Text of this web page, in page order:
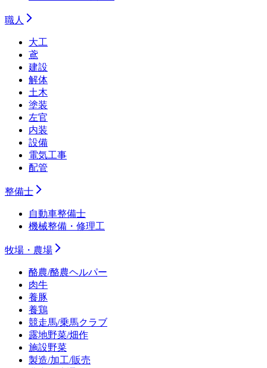
職人
大工
鳶
建設
解体
土木
塗装
左官
内装
設備
電気工事
配管
整備士
自動車整備士
機械整備・修理工
牧場・農場
酪農/酪農ヘルパー
肉牛
養豚
養鶏
競走馬/乗馬クラブ
露地野菜/畑作
施設野菜
製造/加工/販売